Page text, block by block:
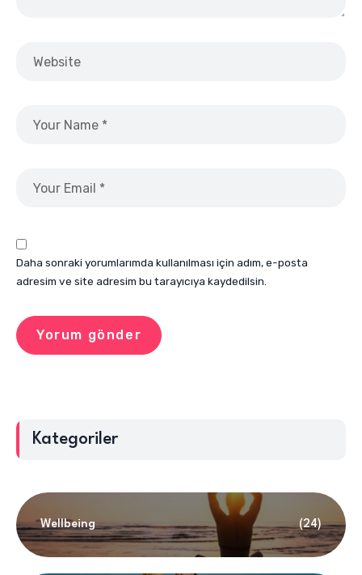
Daha sonraki yorumlarımda kullanılması için adım, e-posta
adresim ve site adresim bu tarayıcıya kaydedilsin.
Kategoriler
Wellbeing (24)